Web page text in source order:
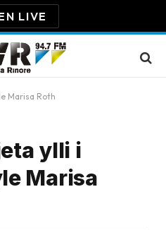
LIVE
Marisa Roth
ylli i
Marisa